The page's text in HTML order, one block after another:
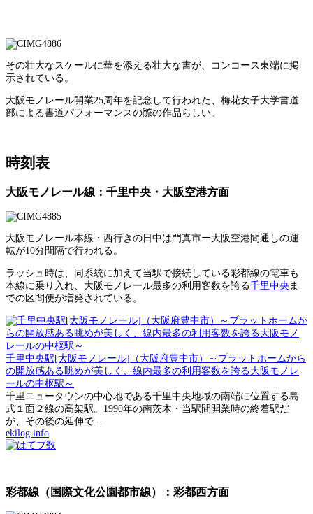
その壮大なスケールに華を添える壮大な書が、コンコース東端に掲
示されている。
大阪モノレール開業25周年を記念して行われた、梅花女子大学書道
部による書道パフォーマンスの際の作品らしい。
時刻表
大阪モノレール線：千里中央・大阪空港方面
大阪モノレール本線・西行きの日中は門真市ー大阪空港間通しの運
転が10分間隔で行われる。
ラッシュ時は、同系統に加えて当駅で接続している彩都線の電車も
本線に乗り入れ、大阪モノレール最多の利用客数を誇る千里中央 ま
での区間便が増発されている。
千里中央駅[大阪モノレール]（大阪府豊中市）～プラットホームから
の開放感ある眺めが美しく、線内最多の利用客数を誇る大阪モノレ
ールの中枢駅～
千里ニュータウンの中心地である千里中央地域の南端に位置する島
式１面２線の高架駅。1990年の南茨木・当駅間開業時の終着駅だ
が、その後の延伸で...
ekilog.info
彩都線（国際文化公園都市線）：彩都西方面